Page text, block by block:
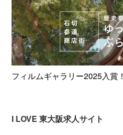
フィルムギャラリー2025入賞！
I LOVE 東大阪求人サイト